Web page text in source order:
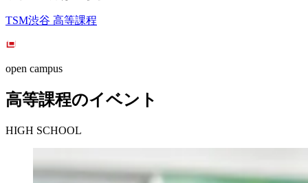
TSM渋谷 高等課程
open campus
高等課程のイベント
HIGH SCHOOL